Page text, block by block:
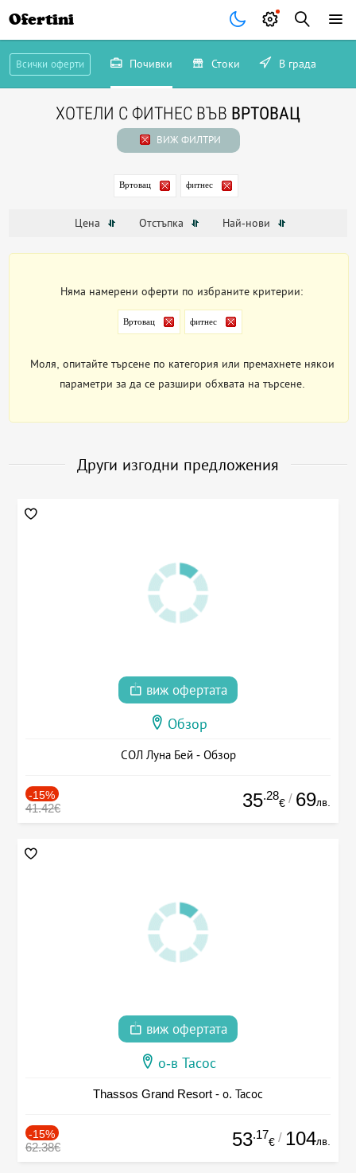
Ofertini
Всички оферти Почивки Стоки В града
ХОТЕЛИ С ФИТНЕС ВЪВ ВРТОВАЦ
ВИЖ ФИЛТРИ
Вртовац фитнес
Цена Отстъпка Най-нови
Няма намерени оферти по избраните критерии:
Вртовац фитнес
Моля, опитайте търсене по категория или премахнете някои
параметри за да се разшири обхвата на търсене.
Други изгодни предложения
виж офертата
Обзор
СОЛ Луна Бей - Обзор
-15%
41.42€ 35.28
€ / 69лв.
виж офертата
о-в Тасос
Thassos Grand Resort - о. Тасос
-15%
62.38€ 53.17
€ / 104лв.